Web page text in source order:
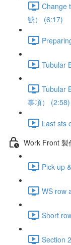
Change
號） (6:17)
Tubular
Tubular
事項） (2:58)
Last sts
Work Front 製
Pick up
WS row
Short
Section